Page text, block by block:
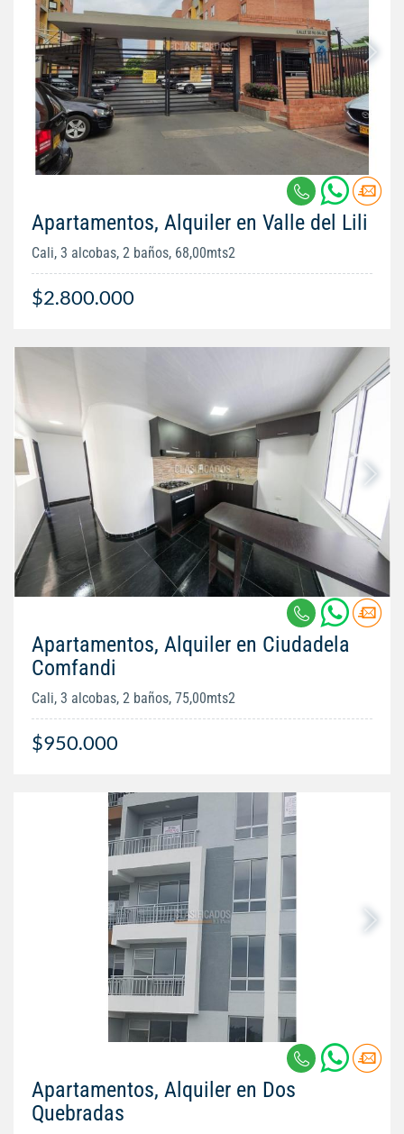
Apartamentos, Alquiler en Valle del Lili
Cali, 3 alcobas, 2 baños, 68,00mts2
$2.800.000
Apartamentos, Alquiler en Ciudadela
Comfandi
Cali, 3 alcobas, 2 baños, 75,00mts2
$950.000
Apartamentos, Alquiler en Dos
Quebradas